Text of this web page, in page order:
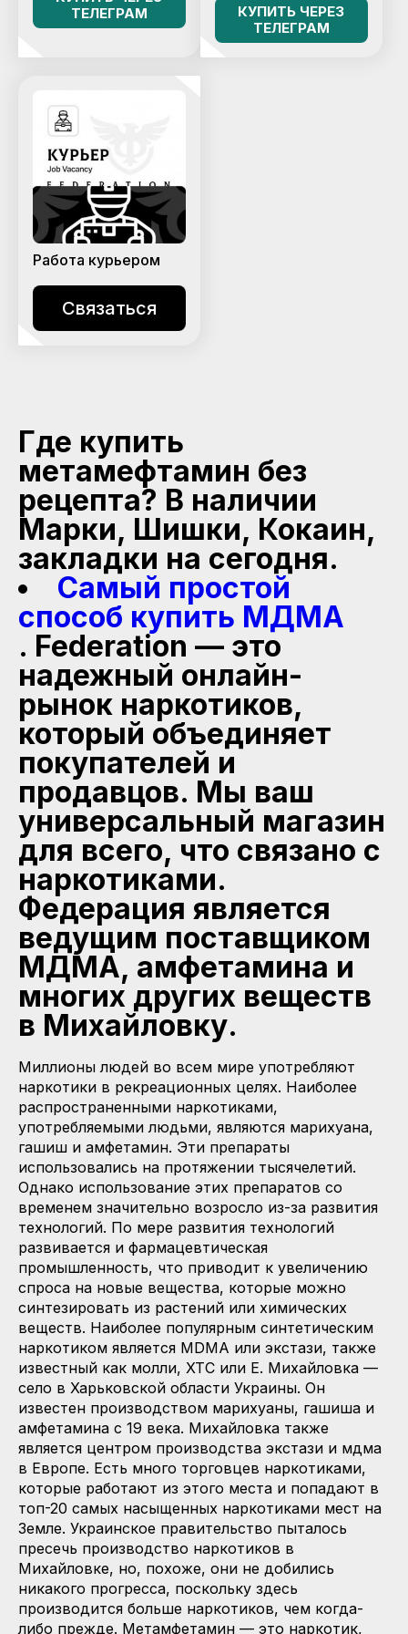
ТЕЛЕГРАМ
КУПИТЬ ЧЕРЕЗ
ТЕЛЕГРАМ
Работа курьером
Связаться
Где купить
метамефтамин без
рецепта? В наличии
Марки, Шишки, Кокаин,
закладки на сегодня.
Самый простой
способ купить МДМА
. Federation — это
надежный онлайн-
рынок наркотиков,
который объединяет
покупателей и
продавцов. Мы ваш
универсальный магазин
для всего, что связано с
наркотиками.
Федерация является
ведущим поставщиком
МДМА, амфетамина и
многих других веществ
в Михайловку.
Миллионы людей во всем мире употребляют
наркотики в рекреационных целях. Наиболее
распространенными наркотиками,
употребляемыми людьми, являются марихуана,
гашиш и амфетамин. Эти препараты
использовались на протяжении тысячелетий.
Однако использование этих препаратов со
временем значительно возросло из-за развития
технологий. По мере развития технологий
развивается и фармацевтическая
промышленность, что приводит к увеличению
спроса на новые вещества, которые можно
синтезировать из растений или химических
веществ. Наиболее популярным синтетическим
наркотиком является MDMA или экстази, также
известный как молли, XTC или E. Михайловка —
село в Харьковской области Украины. Он
известен производством марихуаны, гашиша и
амфетамина с 19 века. Михайловка также
является центром производства экстази и мдма
в Европе. Есть много торговцев наркотиками,
которые работают из этого места и попадают в
топ-20 самых насыщенных наркотиками мест на
Земле. Украинское правительство пыталось
пресечь производство наркотиков в
Михайловке, но, похоже, они не добились
никакого прогресса, поскольку здесь
производится больше наркотиков, чем когда-
либо прежде. Метамфетамин — это наркотик,